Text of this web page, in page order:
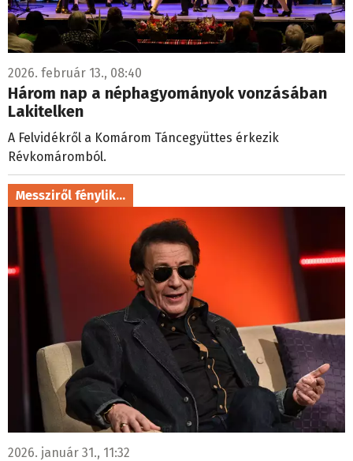
2026. február 13., 08:40
Három nap a néphagyományok vonzásában
Lakitelken
A Felvidékről a Komárom Táncegyüttes érkezik
Révkomáromból.
Messziről fénylik...
2026. január 31., 11:32